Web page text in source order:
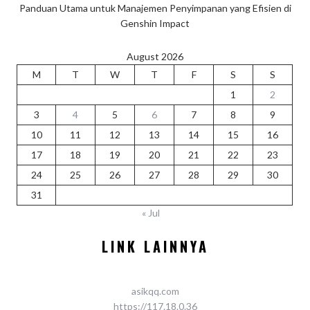
Panduan Utama untuk Manajemen Penyimpanan yang Efisien di
Genshin Impact
August 2026
M
T W T F S
S
1
2
3
4 5 6 7 8
9
10
11 12 13 14 15
16
17
18 19 20 21 22
23
24
25 26 27 28 29
30
31
« Jul
LINK LAINNYA
asikqq.com
https://117.18.0.36